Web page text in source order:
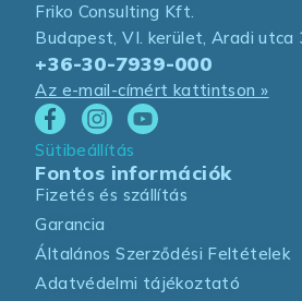
Friko Consulting Kft.
Budapest, VI. kerület, Aradi utca
+36-30-7939-000
Az e-mail-címért kattintson »
Sütibeállítás
Fontos információk
Fizetés és szállítás
Garancia
Általános Szerződési Feltételek
Adatvédelmi tájékoztató